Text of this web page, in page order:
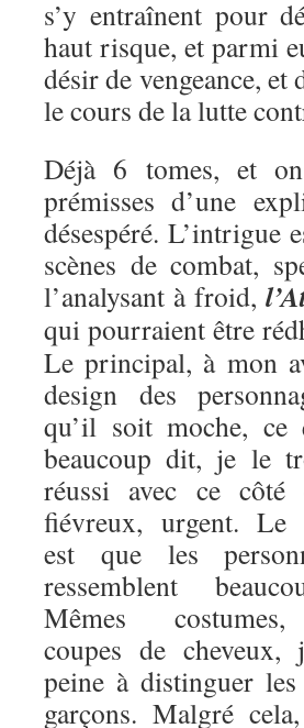
s’y entraînent pour
haut risque, et parmi
désir de vengeance,
le cours de la lutte
Déjà 6 tomes, et
prémisses d’une
désespéré. L’intrigue
scènes de combat,
l’analysant à froid,
qui pourraient être
Le principal, à mon
design des
qu’il soit moche,
beaucoup dit, je le
réussi avec ce côté
fiévreux, urgent. Le
est que les
ressemblent
Mêmes
coupes de cheveux,
peine à distinguer
garçons. Malgré